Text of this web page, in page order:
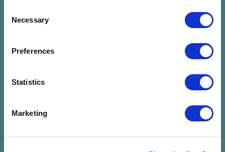
Selection
Necessary
Preferences
Statistics
Marketing
Nincs találat a
megadott
szűrésre